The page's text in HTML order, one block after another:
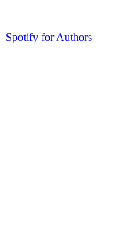
Spotify for Authors